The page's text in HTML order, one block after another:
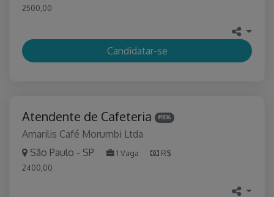
2500,00
Candidatar-se
Atendente de Cafeteria #1836
Amarilis Café Morumbi Ltda
São Paulo - SP
1 Vaga
R$
2400,00